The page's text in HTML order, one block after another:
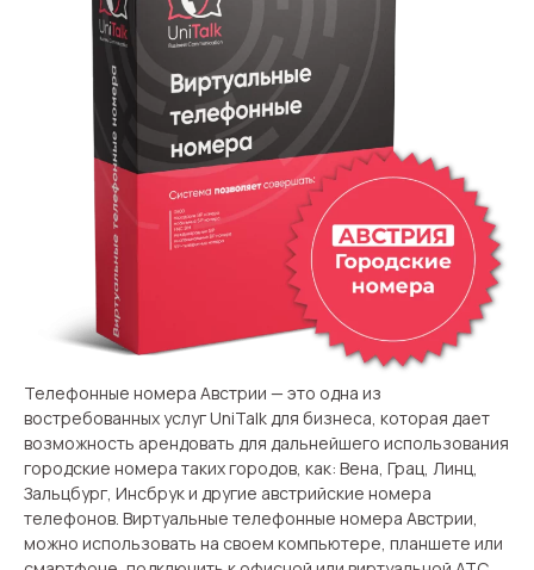
Запись телефонных разговоров
Речевая аналитика
UniTalk Contact Center
SIP-телефония
Автоматизация
Голосовой AI-агент
Автоматическая система
распределения звонков
Голосовой робот
UniTalk Chat
Автообзвон
Автоматический телефонный опрос
Телефонные номера Австрии — это одна из
востребованных услуг UniTalk для бизнеса, которая дает
возможность арендовать для дальнейшего использования
городские номера таких городов, как: Вена, Грац, Линц,
Зальцбург, Инсбрук и другие австрийские номера
телефонов. Виртуальные телефонные номера Австрии,
можно использовать на своем компьютере, планшете или